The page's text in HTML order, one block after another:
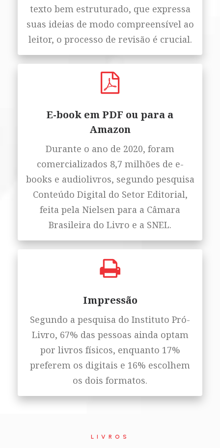
texto bem estruturado, que expressa
suas ideias de modo compreensível ao
leitor, o processo de revisão é crucial.
E-book em PDF ou para a
Amazon
Durante o ano de 2020, foram
comercializados 8,7 milhões de e-
books e audiolivros, segundo pesquisa
Conteúdo Digital do Setor Editorial,
feita pela Nielsen para a Câmara
Brasileira do Livro e a SNEL.
Impressão
Segundo a pesquisa do Instituto Pró-
Livro, 67% das pessoas ainda optam
por livros físicos, enquanto 17%
preferem os digitais e 16% escolhem
os dois formatos.
LIVROS